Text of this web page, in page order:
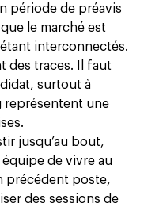
période de préavis
le marché est
interconnectés.
des traces. Il faut
surtout à
représentent une
jusqu’au bout,
de vivre au
précédent poste,
des sessions de